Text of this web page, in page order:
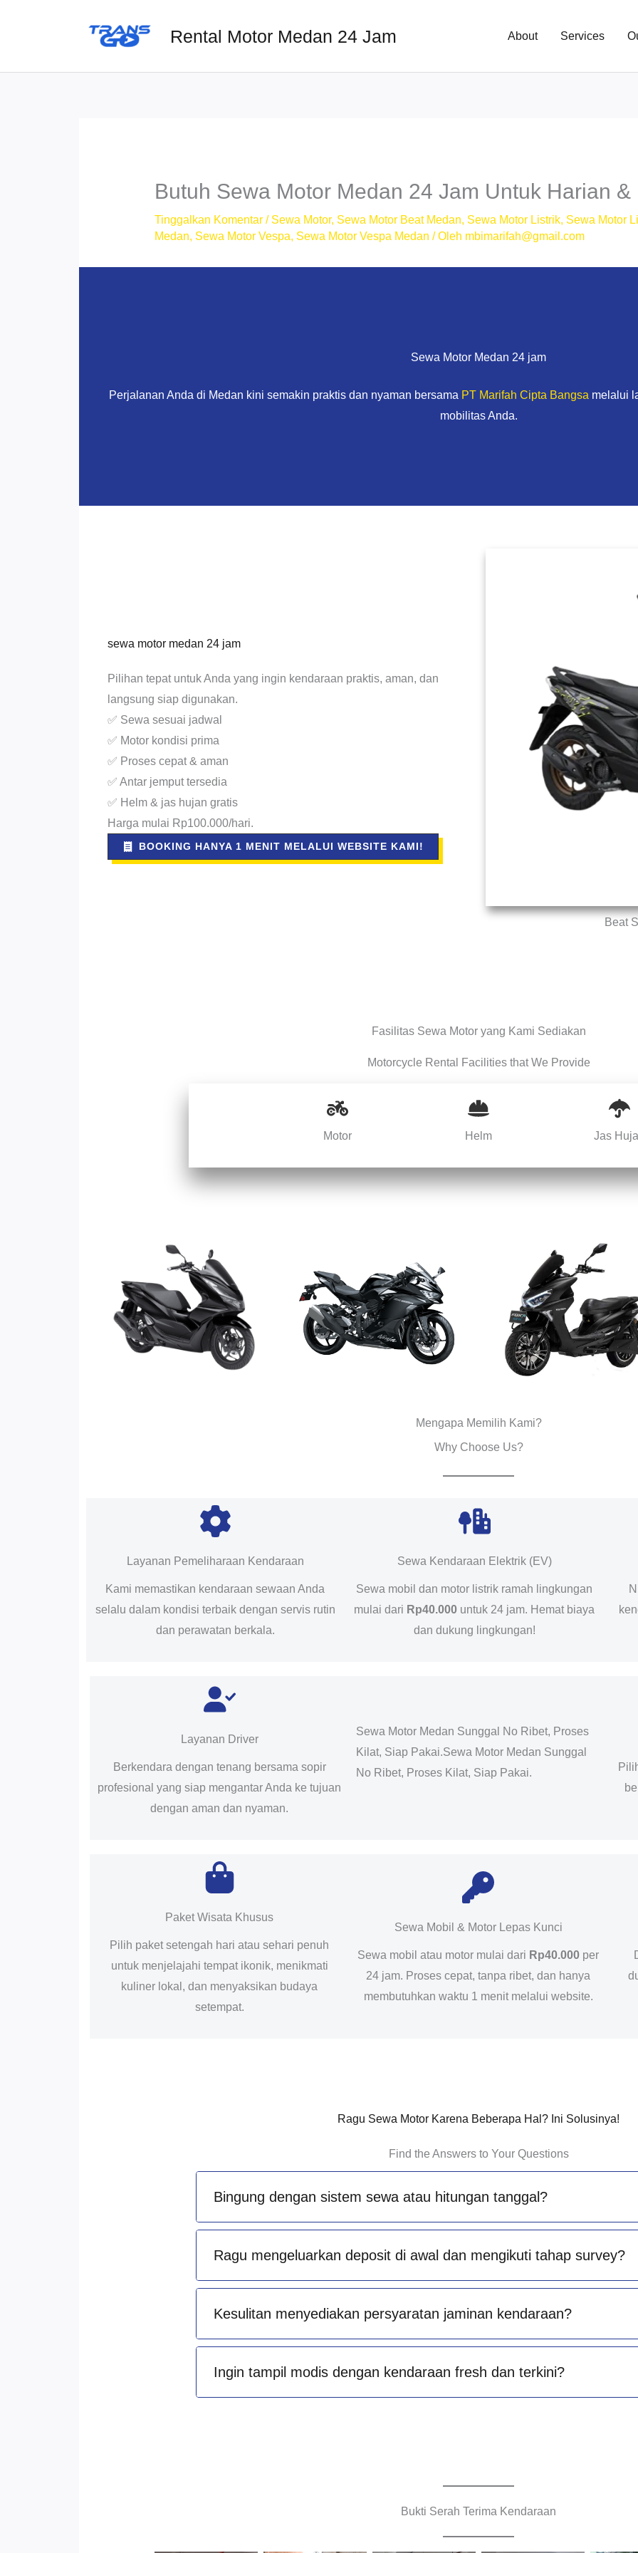
Rental Motor Medan 24 Jam About Services
Butuh Sewa Motor Medan 24 Jam Untuk Harian &
Tinggalkan Komentar / Sewa Motor, Sewa Motor Beat Medan, Sewa Motor Listrik, Sewa Motor
Medan, Sewa Motor Vespa, Sewa Motor Vespa Medan / Oleh mbimarifah@gmail.com
Sewa Motor Medan 24 jam
Perjalanan Anda di Medan kini semakin praktis dan nyaman bersama PT Marifah Cipta Bangsa melalui
mobilitas Anda.
sewa motor medan 24 jam
Pilihan tepat untuk Anda yang ingin kendaraan praktis, aman, dan
langsung siap digunakan.
✅ Sewa sesuai jadwal
✅ Motor kondisi prima
✅ Proses cepat & aman
✅ Antar jemput tersedia
✅ Helm & jas hujan gratis
Harga mulai Rp100.000/hari.
BOOKING HANYA 1 MENIT MELALUI WEBSITE KAMI!
Beat
Fasilitas Sewa Motor yang Kami Sediakan
Motorcycle Rental Facilities that We Provide
Motor Helm Jas
Mengapa Memilih Kami?
Why Choose Us?
Layanan Pemeliharaan Kendaraan
Kami memastikan kendaraan sewaan Anda
selalu dalam kondisi terbaik dengan servis rutin
dan perawatan berkala.
Sewa Kendaraan Elektrik (EV)
Sewa mobil dan motor listrik ramah lingkungan
mulai dari Rp40.000 untuk 24 jam. Hemat biaya
dan dukung lingkungan!
Layanan Driver
Berkendara dengan tenang bersama sopir
profesional yang siap mengantar Anda ke tujuan
dengan aman dan nyaman.
Sewa Motor Medan Sunggal No Ribet, Proses
Kilat, Siap Pakai.Sewa Motor Medan Sunggal
No Ribet, Proses Kilat, Siap Pakai.
Paket Wisata Khusus
Pilih paket setengah hari atau sehari penuh
untuk menjelajahi tempat ikonik, menikmati
kuliner lokal, dan menyaksikan budaya
setempat.
Sewa Mobil & Motor Lepas Kunci
Sewa mobil atau motor mulai dari Rp40.000 per
24 jam. Proses cepat, tanpa ribet, dan hanya
membutuhkan waktu 1 menit melalui website.
Ragu Sewa Motor Karena Beberapa Hal? Ini Solusinya!
Find the Answers to Your Questions
Bingung dengan sistem sewa atau hitungan tanggal?
Ragu mengeluarkan deposit di awal dan mengikuti tahap survey?
Kesulitan menyediakan persyaratan jaminan kendaraan?
Ingin tampil modis dengan kendaraan fresh dan terkini?
Bukti Serah Terima Kendaraan